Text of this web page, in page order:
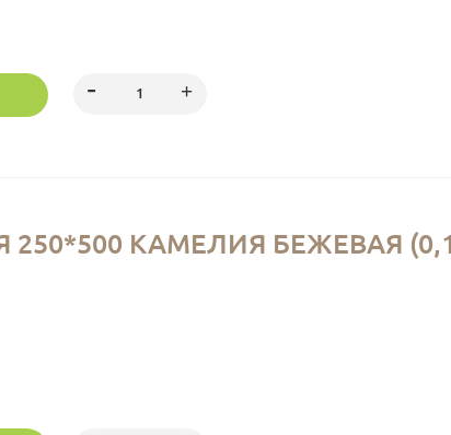
КАМЕЛИЯ БЕЖЕВАЯ